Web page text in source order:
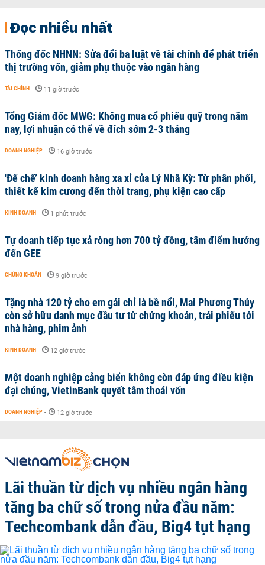
Đọc nhiều nhất
Thống đốc NHNN: Sửa đổi ba luật về tài chính để phát triển
thị trường vốn, giảm phụ thuộc vào ngân hàng
TÀI CHÍNH - 11 giờ trước
Tổng Giám đốc MWG: Không mua cổ phiếu quỹ trong năm
nay, lợi nhuận có thể về đích sớm 2-3 tháng
DOANH NGHIỆP - 16 giờ trước
'Đế chế’ kinh doanh hàng xa xỉ của Lý Nhã Kỳ: Từ phân phối,
thiết kế kim cương đến thời trang, phụ kiện cao cấp
KINH DOANH - 1 phút trước
Tự doanh tiếp tục xả ròng hơn 700 tỷ đồng, tâm điểm hướng
đến GEE
CHỨNG KHOÁN - 9 giờ trước
Tặng nhà 120 tỷ cho em gái chỉ là bề nổi, Mai Phương Thúy
còn sở hữu danh mục đầu tư từ chứng khoán, trái phiếu tới
nhà hàng, phim ảnh
KINH DOANH - 12 giờ trước
Một doanh nghiệp cảng biển không còn đáp ứng điều kiện
đại chúng, VietinBank quyết tâm thoái vốn
DOANH NGHIỆP - 12 giờ trước
Lãi thuần từ dịch vụ nhiều ngân hàng
tăng ba chữ số trong nửa đầu năm:
Techcombank dẫn đầu, Big4 tụt hạng